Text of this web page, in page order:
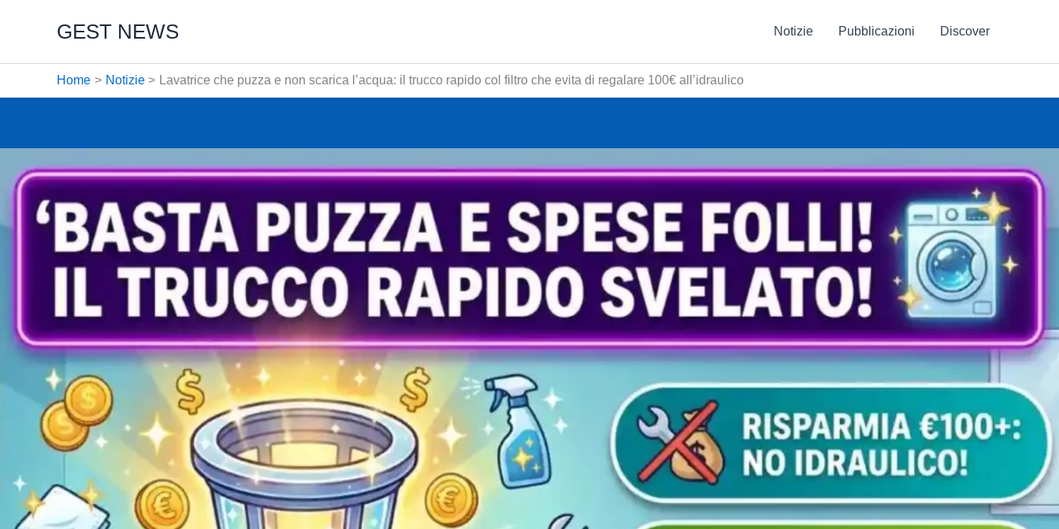
GEST NEWS Notizie Pubblicazioni Discover
Home Notizie Lavatrice che puzza e non scarica l’acqua: il trucco rapido col filtro che evita di regalare 100€ all’idraulico